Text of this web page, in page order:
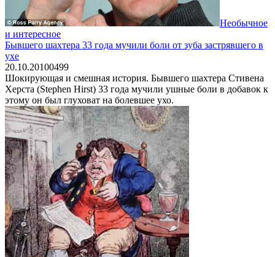
Необычное
и интересное
Бывшего шахтера 33 года мучили боли от зуба застрявшего в
ухе
20.10.20100499
Шокирующая и смешная история. Бывшего шахтера Стивена
Херста (Stephen Hirst) 33 года мучили ушные боли в добавок к
этому он был глуховат на болевшее ухо.